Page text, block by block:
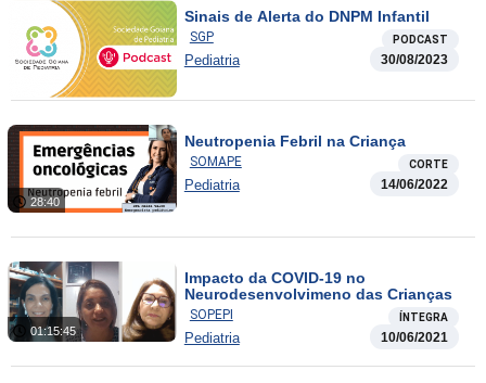
Sinais de Alerta do DNPM Infantil
SGP PODCAST
Pediatria 30/08/2023
28:40
Neutropenia Febril na Criança
SOMAPE CORTE
Pediatria 14/06/2022
01:15:45
Impacto da COVID-19 no
Neurodesenvolvimeno das Crianças
SOPEPI ÍNTEGRA
Pediatria 10/06/2021